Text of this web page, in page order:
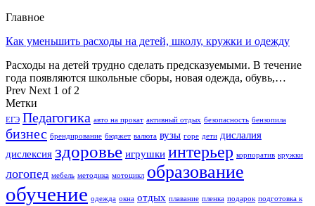
Главное
Как уменьшить расходы на детей, школу, кружки и одежду
Расходы на детей трудно сделать предсказуемыми. В течение
года появляются школьные сборы, новая одежда, обувь,…
Prev Next 1 of 2
Метки
ЕГЭ Педагогика авто на прокат активный отдых безопасность бензопила
бизнес брендирование бюджет валюта вузы горе дети дислалия
дислексия здоровье игрушки интерьер корпоратив кружки
логопед мебель методика мотоцикл образование
обучение одежда окна отдых плавание пленка подарок подготовка к